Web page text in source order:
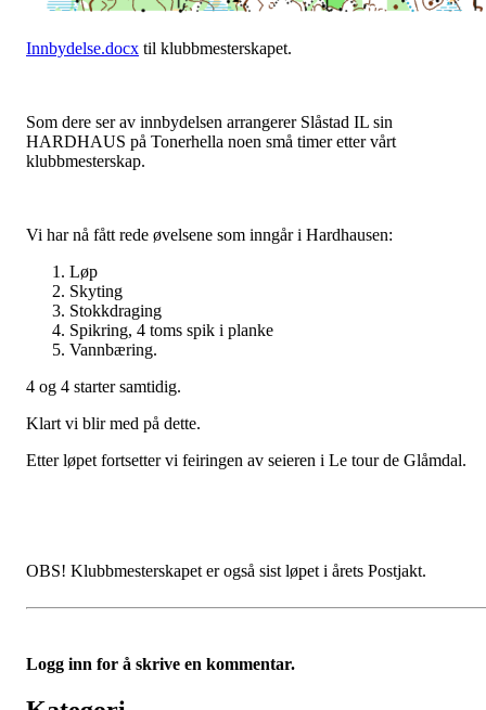
Innbydelse.docx til klubbmesterskapet.
Som dere ser av innbydelsen arrangerer Slåstad IL sin
HARDHAUS på Tonerhella noen små timer etter vårt
klubbmesterskap.
Vi har nå fått rede øvelsene som inngår i Hardhausen:
Løp
Skyting
Stokkdraging
Spikring, 4 toms spik i planke
Vannbæring.
4 og 4 starter samtidig.
Klart vi blir med på dette.
Etter løpet fortsetter vi feiringen av seieren i Le tour de Glåmdal.
OBS! Klubbmesterskapet er også sist løpet i årets Postjakt.
Logg inn for å skrive en kommentar.